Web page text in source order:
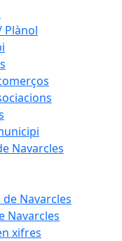
Plànol
Navarcles
Navarcles
Navarcles
xifres